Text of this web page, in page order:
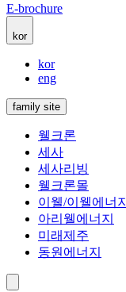
E-brochure
kor
kor
eng
family site
웰크론
세사
세사리빙
웰크론몰
이웰/이웰에너지
아리웰에너지
미래제주
동원에너지